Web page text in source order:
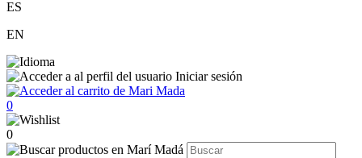
ES
EN
Iniciar sesión
0
0